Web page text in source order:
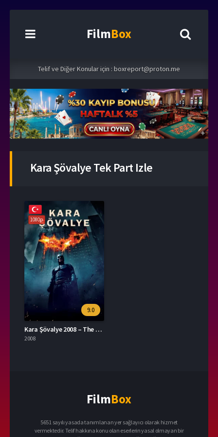
FilmBox
Telif ve Diğer Konular için : boxreport@proton.me
Kara Şövalye Tek Part Izle
1080p
9.0
Kara Şövalye 2008 – The Dark Knight 1080p Turkce Dublaj izle
2008
FilmBox
5651 sayılı yasada tanımlanan yer sağlayıcı olarak hizmet
vermektedir. Telif hakkına konu olan eserlerin yasal olmayan bir